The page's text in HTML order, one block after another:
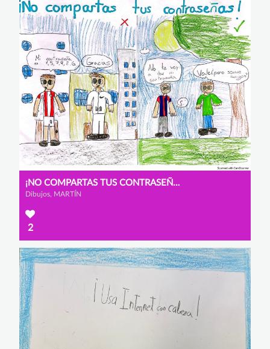
¡NO COMPARTAS TUS CONTRASEÑAS!
Dibujos, MARTÍN
2